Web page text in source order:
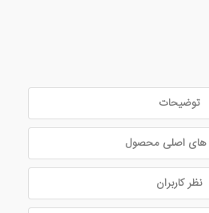
توضیحات
های اصلی محصول
نظر کاربران